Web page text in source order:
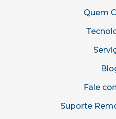
Quem
Fale
Suporte